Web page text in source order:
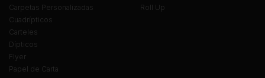
Carpetas Personalizadas
Cuadrípticos
Carteles
Dípticos
Flyer
Papel de Carta
Roll Up